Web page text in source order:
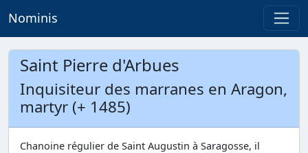
Nominis
Saint Pierre d'Arbues
Inquisiteur des marranes en Aragon,
martyr (+ 1485)
Chanoine régulier de Saint Augustin à Saragosse, il